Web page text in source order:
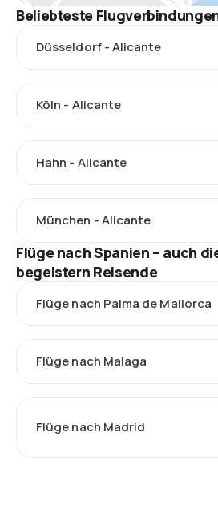
Beliebteste
Düsseldorf - Alicante
Köln - Alicante
Hahn - Alicante
München - Alicante
Flüge nach Spanien – auch
begeistern Reisende
Flüge nach Palma de Mallorca
Flüge nach Malaga
Flüge nach Madrid